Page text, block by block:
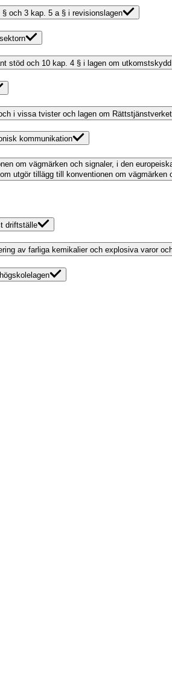
och 3 kap. 5 a § i revisionslagen
stöd och 10 kap. 4 § i lagen om
i vissa tvister och lagen om Rättstjänstverket
kommunikation
om vägmärken och signaler, i den
utgör tillägg till konventionen om
driftställe
av farliga kemikalier och explosiva varor